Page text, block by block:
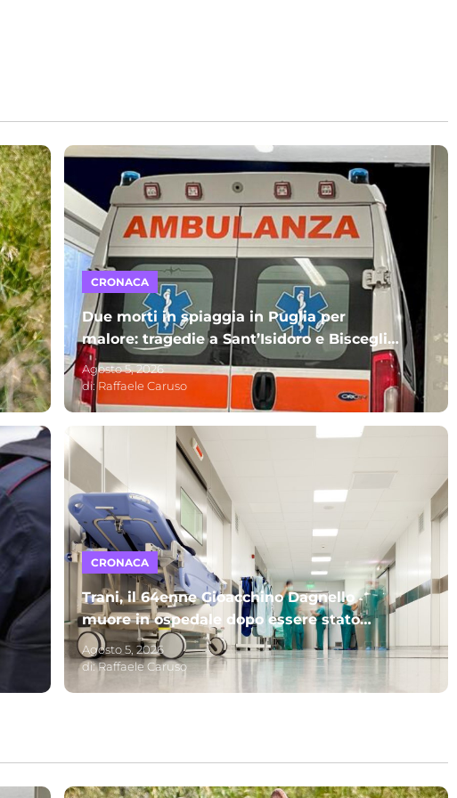
CRONACA
Due morti in spiaggia in Puglia per
malore: tragedie a Sant’Isidoro e Bisceglie.
A perdere la vita due uomini
Agosto 5, 2026
di:Raffaele Caruso
CRONACA
Trani, il 64enne Gioacchino Dagnello
muore in ospedale dopo essere stato
investito: s’indaga per omicidio stradale
Agosto 5, 2026
di:Raffaele Caruso